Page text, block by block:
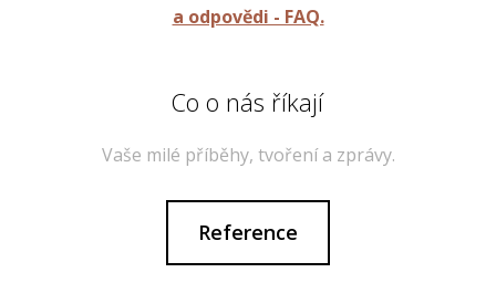
a odpovědi - FAQ.
Co o nás říkají
Vaše milé příběhy, tvoření a zprávy.
Reference